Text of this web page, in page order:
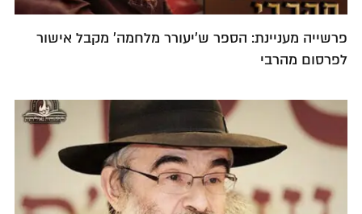
פרשייה מעניינת: הספר ש'יעורר מלחמה' מקבל אישור
לפרסום מהרבי